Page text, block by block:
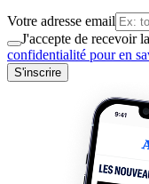
Votre adresse email
J'accepte de recevoir
confidentialité pour en
S'inscrire